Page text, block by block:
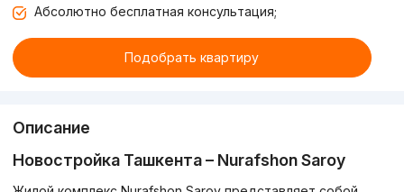
Абсолютно бесплатная консультация;
Подобрать квартиру
Описание
Новостройка Ташкента – Nurafshon Saroy